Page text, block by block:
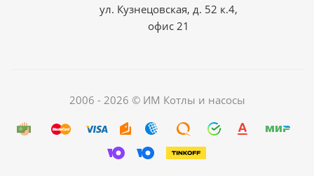
ул. Кузнецовская, д. 52 к.4,
офис 21
2006 - 2026 © ИМ Котлы и насосы